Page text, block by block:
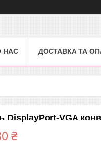
НАС ДОСТАВКА ТА
DisplayPort-VGA
₴